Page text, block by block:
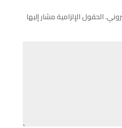
الحقول الإلزامية مشار إليها